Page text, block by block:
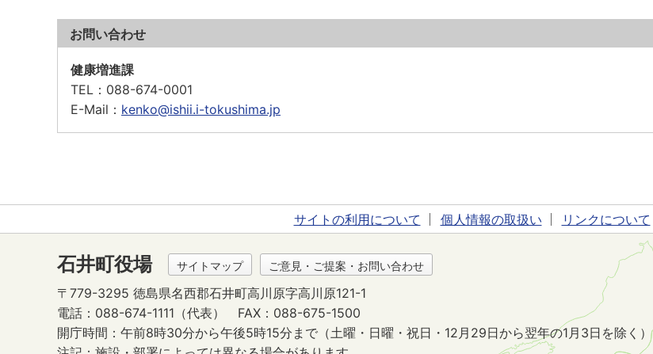
お問い合わせ
健康増進課
TEL ：088-674-0001
E-Mail ： kenko@ishii.i-tokushima.jp
サイトの利用について 個人情報の取扱い リンクについて
石井町役場 サイトマップ ご意見・ご提案・お問い合わせ
〒779-3295 徳島県名西郡石井町高川原字高川原121-1
電話：088-674-1111（代表）
FAX：088-675-1500
開庁時間：午前8時30分から午後5時15分まで （土曜・日曜・祝日・12月29日から翌年の1月3日を除く）